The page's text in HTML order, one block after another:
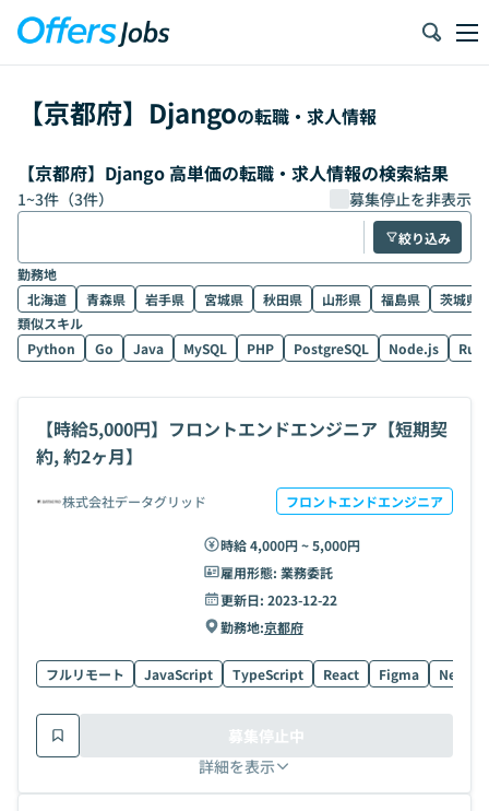
【京都府】 Djangoの転職・求人情報
【京都府】Django 高単価の転職・求人情報の検索結果
1~3件（3件） 募集停止を非表示
絞り込み
勤務地
北海道
青森県 岩手県 宮城県 秋田県 山形県 福島県
茨城県
類似スキル
Python
Go Java MySQL PHP PostgreSQL Node.js
【時給5,000円】フロントエンドエンジニア【短期契
約, 約2ヶ月】
株式会社データグリッド フロントエンドエンジニア
時給 4,000円 ~ 5,000円
雇用形態: 業務委託
更新日: 2023-12-22
勤務地:京都府
フルリモート JavaScript TypeScript React Figma Next.js
詳細を表示
募集停止中